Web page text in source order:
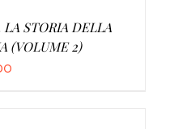
STORIA DELLA
(VOLUME 2)